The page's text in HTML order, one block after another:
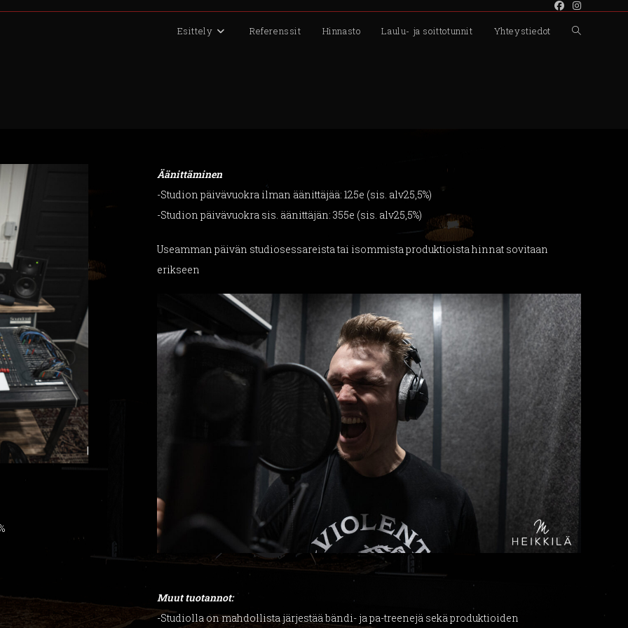
Esittely Referenssit Hinnasto Laulu- ja soittotunnit Yhteystiedot Toggle
Äänittäminen
-Studion päivävuokra ilman äänittäjää: 125e (sis. alv25,5%)
-Studion päivävuokra sis. äänittäjän: 355e (sis. alv25,5%)
Useamman päivän studiosessareista tai isommista produktioista hinnat sovitaan
erikseen
Muut tuotannot:
-Studiolla on mahdollista järjestää bändi- ja pa-treenejä sekä produktioiden